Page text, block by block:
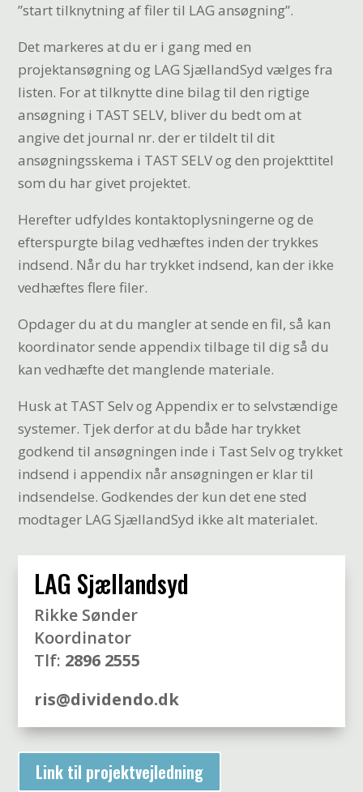
”start tilknytning af filer til LAG ansøgning”.
Det markeres at du er i gang med en
projektansøgning og LAG SjællandSyd vælges fra
listen. For at tilknytte dine bilag til den rigtige
ansøgning i TAST SELV, bliver du bedt om at
angive det journal nr. der er tildelt til dit
ansøgningsskema i TAST SELV og den projekttitel
som du har givet projektet.
Herefter udfyldes kontaktoplysningerne og de
efterspurgte bilag vedhæftes inden der trykkes
indsend. Når du har trykket indsend, kan der ikke
vedhæftes flere filer.
Opdager du at du mangler at sende en fil, så kan
koordinator sende appendix tilbage til dig så du
kan vedhæfte det manglende materiale.
Husk at TAST Selv og Appendix er to selvstændige
systemer. Tjek derfor at du både har trykket
godkend til ansøgningen inde i Tast Selv og trykket
indsend i appendix når ansøgningen er klar til
indsendelse. Godkendes der kun det ene sted
modtager LAG SjællandSyd ikke alt materialet.
LAG Sjællandsyd
Rikke Sønder
Koordinator
Tlf: 2896 2555
ris@dividendo.dk
Link til projektvejledning